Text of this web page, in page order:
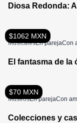
Diosa Redonda:
$1062 MXN
MusicalesEn parejaCon
El fantasma de la
$70 MXN
MuseosEn parejaCon
Colecciones y